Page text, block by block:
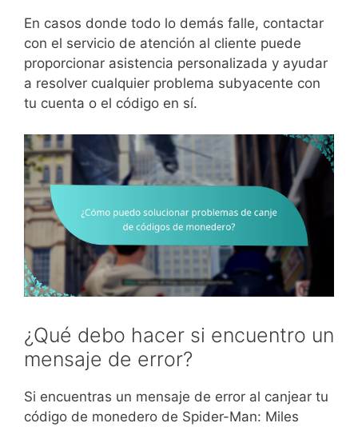
En casos donde todo lo demás falle, contactar
con el servicio de atención al cliente puede
proporcionar asistencia personalizada y ayudar
a resolver cualquier problema subyacente con
tu cuenta o el código en sí.
¿Qué debo hacer si encuentro un
mensaje de error?
Si encuentras un mensaje de error al canjear tu
código de monedero de Spider-Man: Miles